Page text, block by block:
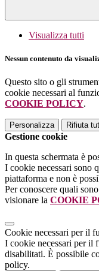
Visualizza tutti
Nessun contenuto da
Questo sito o gli
cookie necessari al
COOKIE POLICY.
Personalizza Rifiuta
Gestione cookie
In questa schermata è
I cookie necessari sono
piattaforma e non è
Per conoscere quali
visionare la COOKIE
Cookie necessari per il
I cookie necessari per il
disabilitati. È possibile
policy.